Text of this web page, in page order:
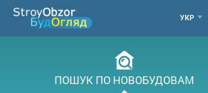
Перейти
основного
УКР
ПОШУК ПО НОВОБУДОВАМ